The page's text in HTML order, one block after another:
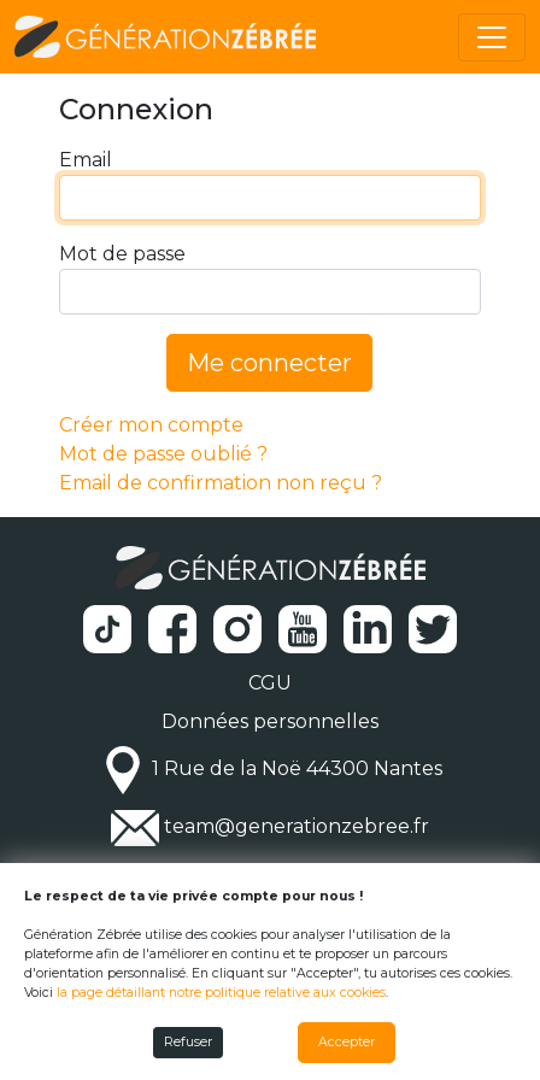
Connexion
Email
Mot de passe
Me connecter
Créer mon compte
Mot de passe oublié ?
Email de confirmation non reçu ?
CGU
Données personnelles
1 Rue de la Noë 44300 Nantes
team@generationzebree.fr
© Génération Zébrée 2026
Le respect de ta vie privée compte pour nous !
Génération Zébrée utilise des cookies pour analyser l'utilisation de la
plateforme afin de l'améliorer en continu et te proposer un parcours
d'orientation personnalisé. En cliquant sur "Accepter", tu autorises ces cookies.
Voici la page détaillant notre politique relative aux cookies.
Refuser Accepter